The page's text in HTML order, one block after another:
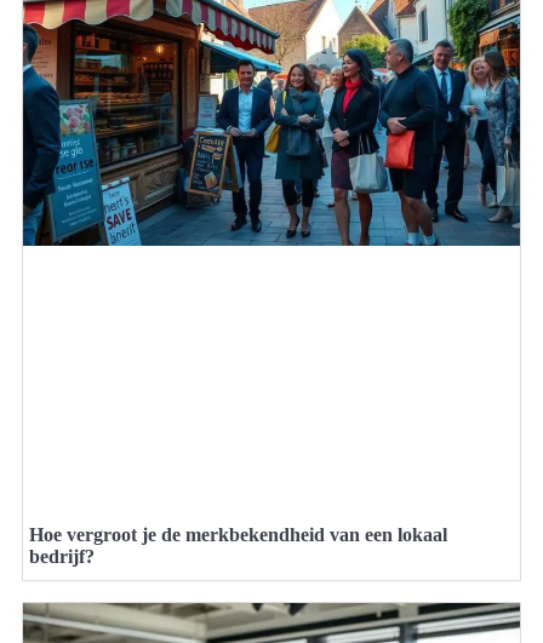
Hoe vergroot je de merkbekendheid van een lokaal
bedrijf?